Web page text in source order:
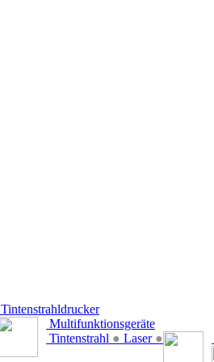
Tintenstrahldrucker
Multifunktionsgeräte
Tintenstrahl ● Laser ●